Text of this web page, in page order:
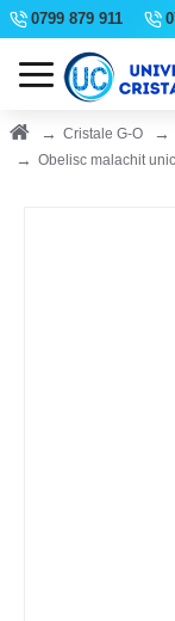
0799 879 911
Cristale G-O
Obelisc malachit